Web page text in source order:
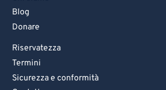
Blog
Donare
Riservatezza
Termini
Sicurezza e conformità